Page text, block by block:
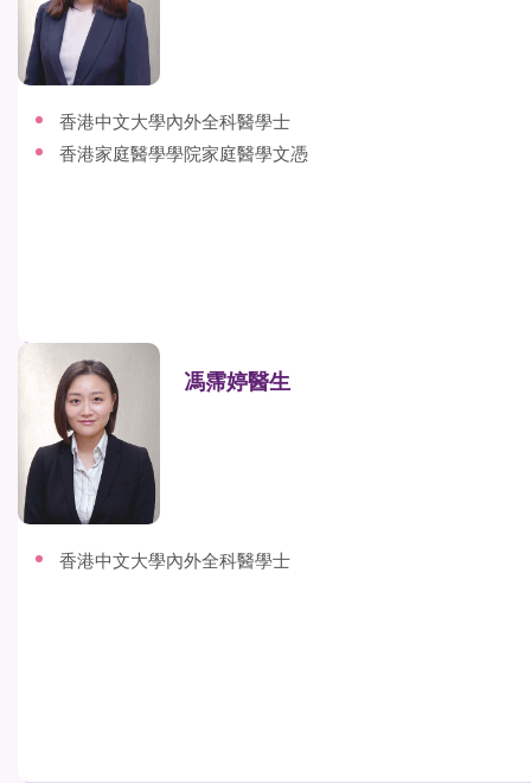
香港中文大學內外全科醫學士
香港家庭醫學學院家庭醫學文憑
馮霈婷醫生
香港中文大學內外全科醫學士